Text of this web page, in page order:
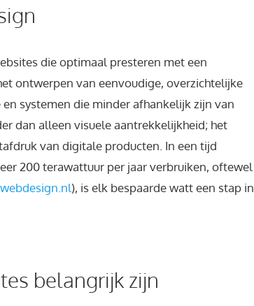
die optimaal presteren met een
ontwerpen van eenvoudige, overzichtelijke
systemen die minder afhankelijk zijn van
dan alleen visuele aantrekkelijkheid; het
van digitale producten. In een tijd
200 terawattuur per jaar verbruiken, oftewel
), is elk bespaarde watt een stap in
belangrijk zijn